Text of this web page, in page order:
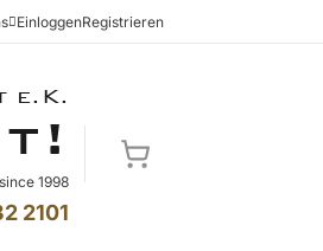
EinloggenRegistrieren
e.K.
T !
1998
2101
Mein Warenkorb